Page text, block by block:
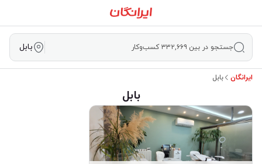
جستجو در بین ۳۳۲,۶۶۹ کسب‌وکار بابل
ایرانگان بابل
بابل